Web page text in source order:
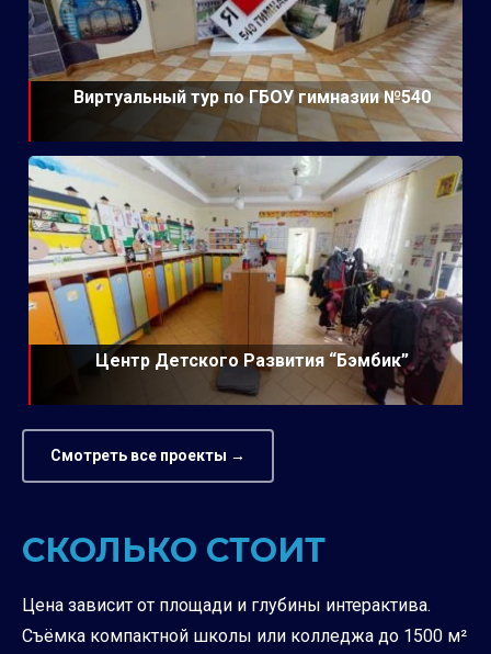
Виртуальный тур по ГБОУ гимназии №540
Центр Детского Развития “Бэмбик”
Смотреть все проекты →
СКОЛЬКО СТОИТ
Цена зависит от площади и глубины интерактива.
Съёмка компактной школы или колледжа до 1500 м²